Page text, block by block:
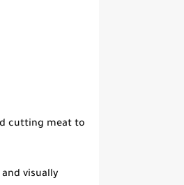
cutting meat to
visually